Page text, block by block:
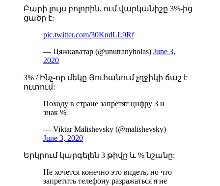
Բարի լույս բոլորին, ում վարկանիշը 3%-ից
ցածր է:
pic.twitter.com/30KndLL9Rf
— Цяжкаватар (@unutranyholas) June 3,
2020
3% / Ինչ-որ մեկը Յուհանում չղջիկի ճաշ է
ուտում:
Походу в стране запретят цифру 3 и
знак %
— Viktar Malishevsky (@malishevsky)
June 3, 2020
Երկրում կարգելեն 3 թիվը և % նշանը:
Не хочется конечно это видеть, но что
запретить телефону разражаться я не